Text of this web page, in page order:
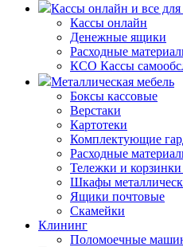
Кассы онлайн и все для
Кассы онлайн
Денежные ящики
Расходные
КСО Кассы
Металлическая мебель
Боксы кассовые
Верстаки
Картотеки
Комплектующие
Расходные
Тележки и
Шкафы
Ящики почтовые
Скамейки
Клининг
Поломоечные